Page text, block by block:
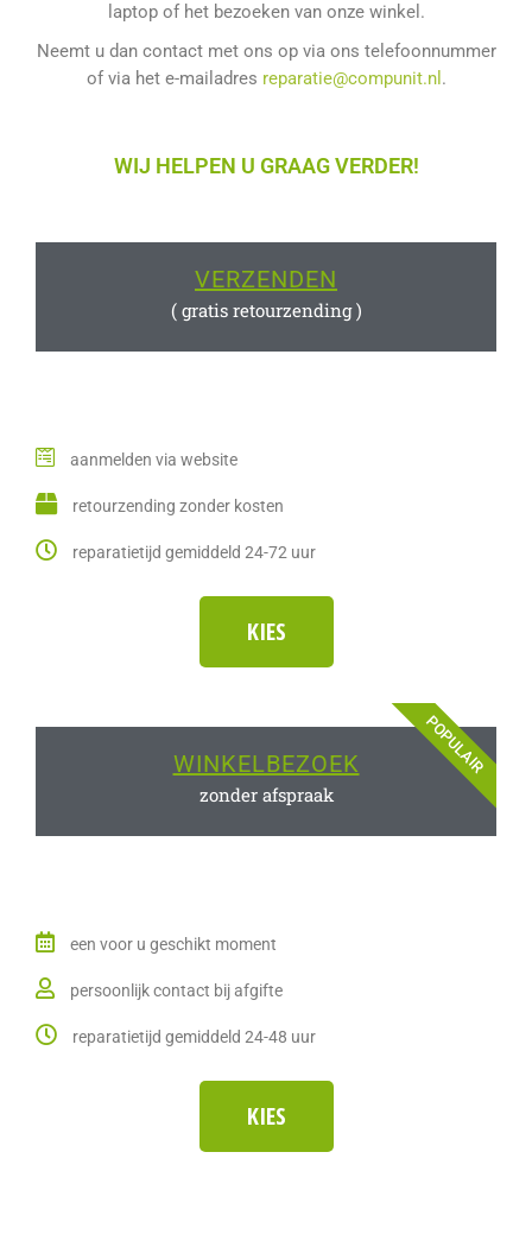
laptop of het bezoeken van onze winkel.
Neemt u dan contact met ons op via ons telefoonnummer
of via het e-mailadres reparatie@compunit.nl .
WIJ HELPEN U GRAAG VERDER!
VERZENDEN
( gratis retourzending )
aanmelden via website
retourzending zonder kosten
reparatietijd gemiddeld 24-72 uur
KIES
POPULAIR
WINKELBEZOEK
zonder afspraak
een voor u geschikt moment
persoonlijk contact bij afgifte
reparatietijd gemiddeld 24-48 uur
KIES